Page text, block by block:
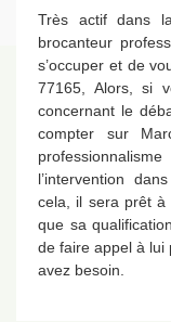
Très actif dans
brocanteur
s’occuper et de
77165, Alors, si
concernant le
compter sur
l’intervention
cela, il sera prêt à
que sa
de faire appel à lui
avez besoin.